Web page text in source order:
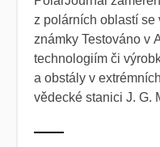
z polárních oblastí
známky Testováno v
technologiím či
a obstály v
vědecké stanici J. G.